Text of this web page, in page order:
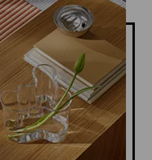
paistokori,
keittiö, air fryer